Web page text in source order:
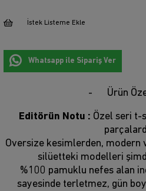
İstek Listeme Ekle
Whatsapp ile Sipariş Ver
Ürün
Editörün Notu : Özel seri t-
Oversize kesimlerden,
silüetteki modelleri
%100 pamuklu nefes alan
sayesinde terletmez, gün